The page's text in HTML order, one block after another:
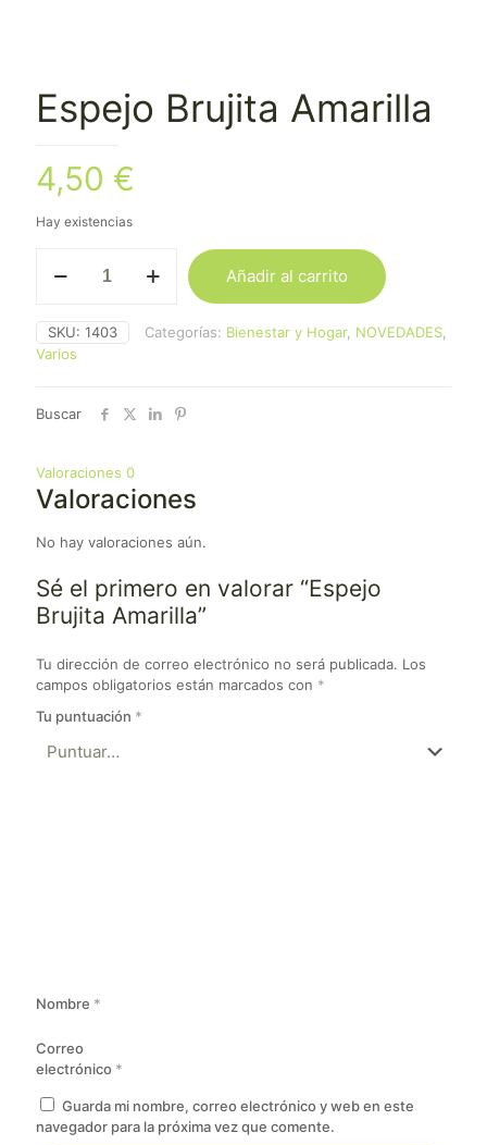
Espejo Brujita Amarilla
4,50 €
Hay existencias
Brujita
cantidad
Añadir al carrito
SKU: 1403 Categorías: Bienestar y Hogar, NOVEDADES
Varios
Buscar
Valoraciones 0
Valoraciones
No hay valoraciones aún.
Sé el primero en valorar “Espejo
Brujita Amarilla”
Tu dirección de correo electrónico no será publicada. Los
campos obligatorios están marcados con *
Tu puntuación *
Nombre *
Correo
electrónico *
Guarda mi nombre, correo electrónico y web en este
navegador para la próxima vez que comente.